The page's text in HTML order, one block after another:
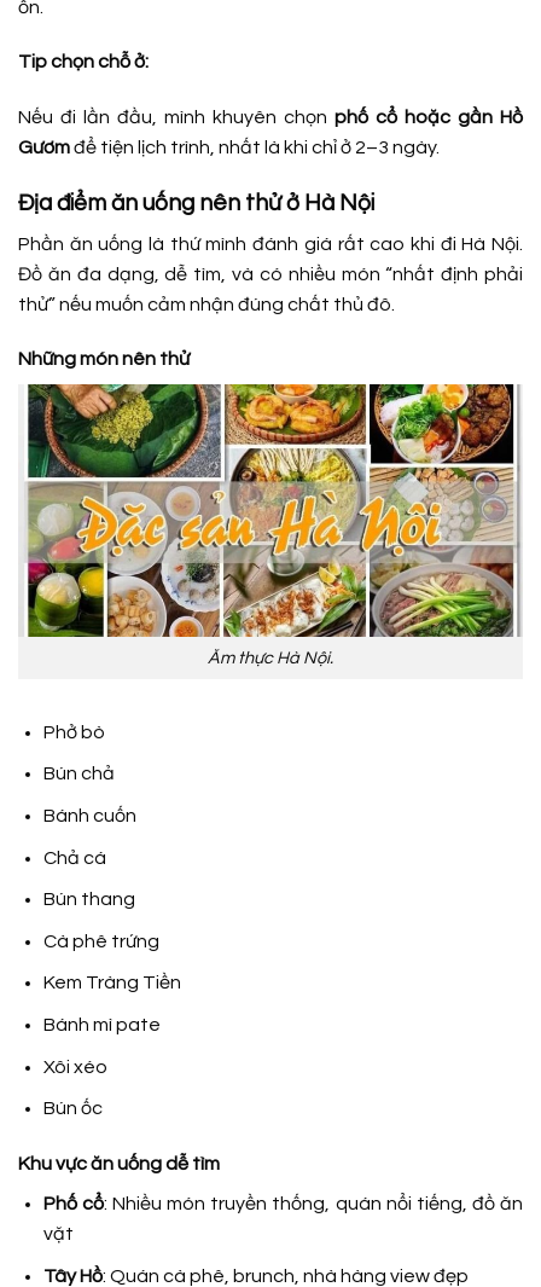
ồn.
Tip chọn chỗ ở:
Nếu đi lần đầu, mình khuyên chọn phố cổ hoặc gần Hồ
Gươmđể tiện lịch trình, nhất là khi chỉ ở 2–3 ngày.
Địa điểm ăn uống nên thử ở Hà Nội
Phần ăn uống là thứ mình đánh giá rất cao khi đi Hà Nội.
Đồ ăn đa dạng, dễ tìm, và có nhiều món “nhất định phải
thử” nếu muốn cảm nhận đúng chất thủ đô.
Những món nên thử
Ăm thực Hà Nội.
Phở bò
Bún chả
Bánh cuốn
Chả cá
Bún thang
Cà phê trứng
Kem Tràng Tiền
Bánh mì pate
Xôi xéo
Bún ốc
Khu vực ăn uống dễ tìm
Phố cổ: Nhiều món truyền thống, quán nổi tiếng, đồ ăn
vặt
Tây Hồ: Quán cà phê, brunch, nhà hàng view đẹp